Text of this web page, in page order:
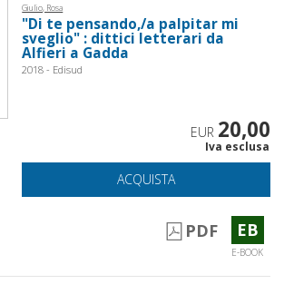
Giulio, Rosa
"Di te pensando,/a palpitar mi
sveglio" : dittici letterari da
Alfieri a Gadda
2018 - Edisud
EUR 20,00
Iva esclusa
ACQUISTA
PDF EB
E-BOOK